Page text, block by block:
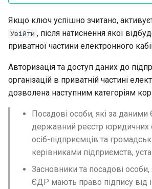
Якщо ключ успiшно зчитано,
Увiйти , пiсля натиснення якої
приватної частини електронного
Авторизацiя та доступ даних до
органiзацiй в приватнiй частинi
дозволена наступним категорiям
Посадові особи, які за
державний реєстр юридичних
осіб-підприємців та
керівниками підприємств,
Засновники та посадовi
ЄДР мають право пiдпису вiд